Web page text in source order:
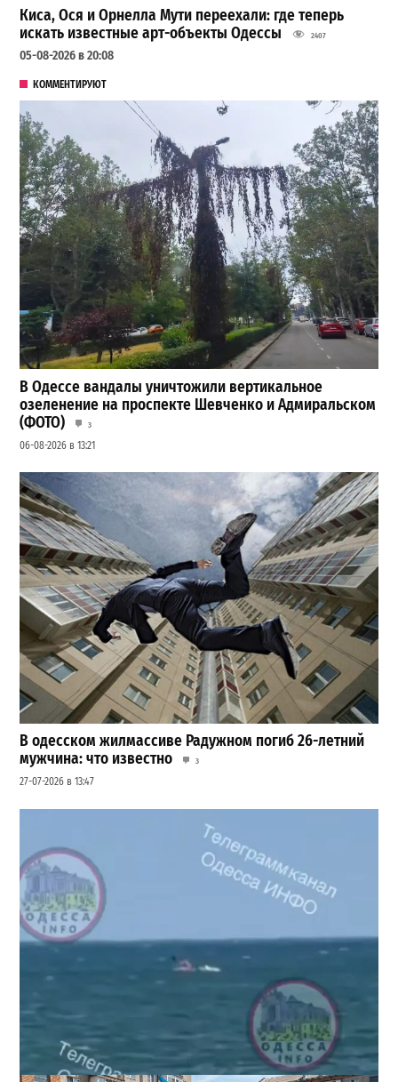
Киса, Ося и Орнелла Мути переехали: где теперь
искать известные арт-объекты Одессы
2407
05-08-2026 в 20:08
КОММЕНТИРУЮТ
В Одессе вандалы уничтожили вертикальное
озеленение на проспекте Шевченко и Адмиральском
(ФОТО)
3
06-08-2026 в 13:21
В одесском жилмассиве Радужном погиб 26-летний
мужчина: что известно
3
27-07-2026 в 13:47